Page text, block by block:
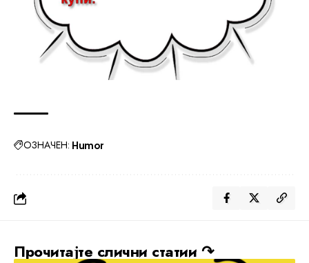
ОЗНАЧЕН: Humor
Прочитајте слични статии ↷